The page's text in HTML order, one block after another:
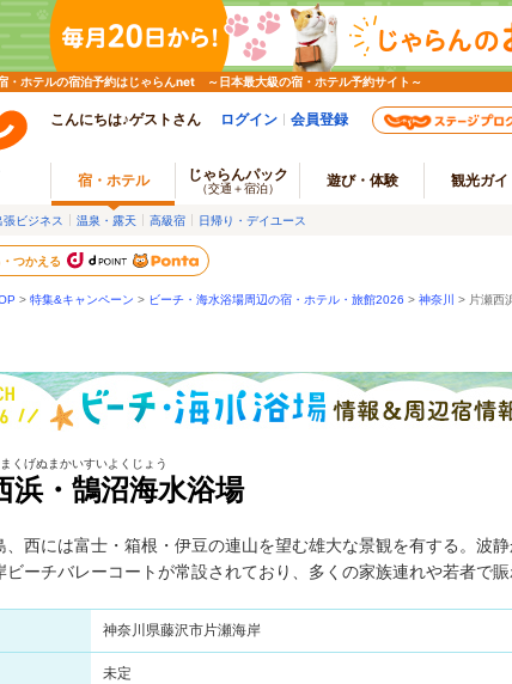
・ホテルの宿泊予約はじゃらんnet ～日本最大級の宿・ホテル予約サイト～
こんにちは♪ゲストさん ログイン 会員登録
宿・ホテル じゃらんパック
（交通＋宿泊） 遊び・体験 観光ガイ
張ビジネス 温泉・露天 高級宿 日帰り・デイユース
つかえる
> 特集&キャンペーン > ビーチ・海水浴場周辺の宿・ホテル・旅館2026 > 神奈川 > 片瀬西
くげぬまかいすいよくじょう
浜・鵠沼海水浴場
、西には富士・箱根・伊豆の連山を望む雄大な景観を有する。波
ビーチバレーコートが常設されており、多くの家族連れや若者で賑
神奈川県藤沢市片瀬海岸
未定